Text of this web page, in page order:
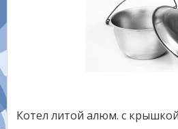
Котел литой алюм. с